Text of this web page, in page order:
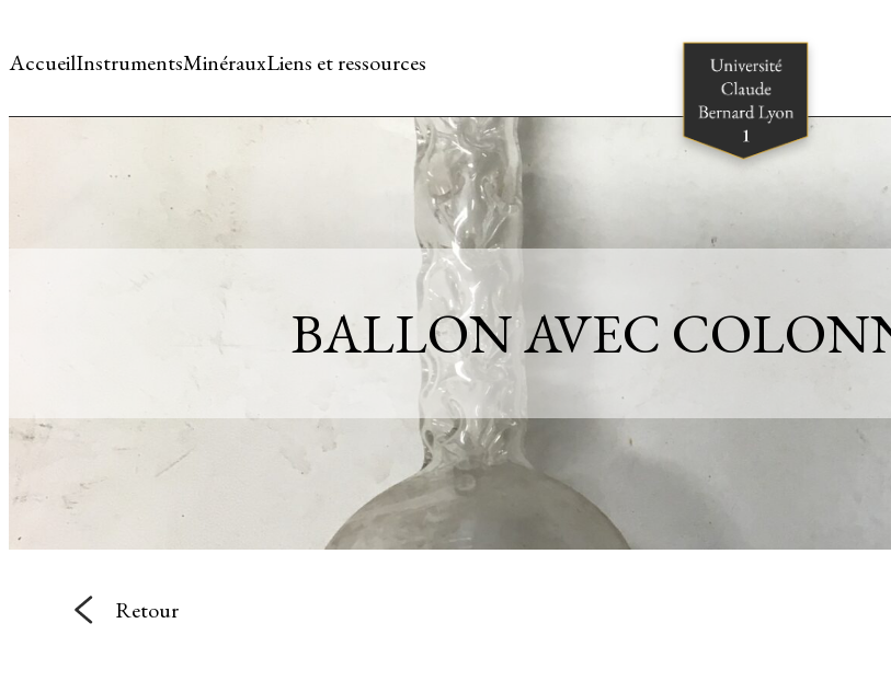
AccueilInstrumentsMinérauxLiens et ressources
BALLON AVEC
Retour